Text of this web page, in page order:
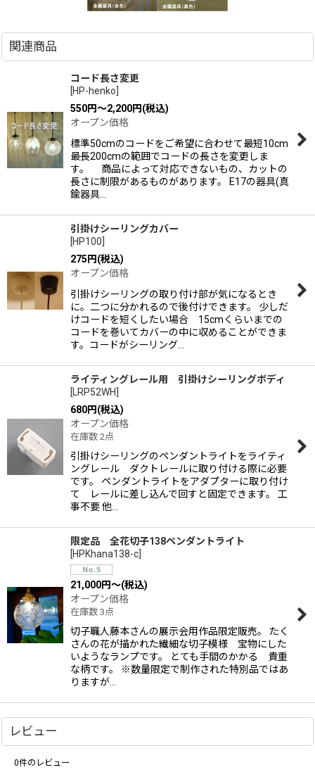
関連商品
コード長さ変更
[HP-henko
550円～2,200円(税込)
オープン価格
標準50cmのコードをご希望に合わせて最短10cm
最長200cmの範囲でコードの長さを変更しま
す。 商品によって対応できないもの、カットの
長さに制限があるものがあります。 E17の器具(真
鍮器具…
引掛けシーリングカバー
[HP100
275円(税込)
オープン価格
引掛けシーリングの取り付け部が気になるとき
に。二つに分かれるので後付けできます。 少しだ
けコードを短くしたい場合 15cmくらいまでの
コードを巻いてカバーの中に収めることができま
す。コードがシーリング…
ライティングレール用 引掛けシーリングボディ
[ LRP52WH
680円(税込)
オープン価格
在庫数 2点
引掛けシーリングのペンダントライトをライティ
ングレール ダクトレールに取り付ける際に必要
です。 ペンダントライトをアダプターに取り付け
て レールに差し込んで回すと固定できます。 工
事不要 他…
限定品 全花切子138ペンダントライト
[HPKhana138-c
21,000円～(税込)
オープン価格
在庫数 3点
切子職人藤本さんの展示会用作品限定販売。 たく
さんの花が描かれた繊細な切子模様 宝物にした
いようなランプです。 とても手間のかかる 貴重
な柄です。 ※数量限定で制作された特別品ではあ
りますが…
レビュー
0件のレビュー